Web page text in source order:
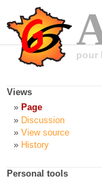
pour
Views
Page
Discussion
View source
History
Personal tools